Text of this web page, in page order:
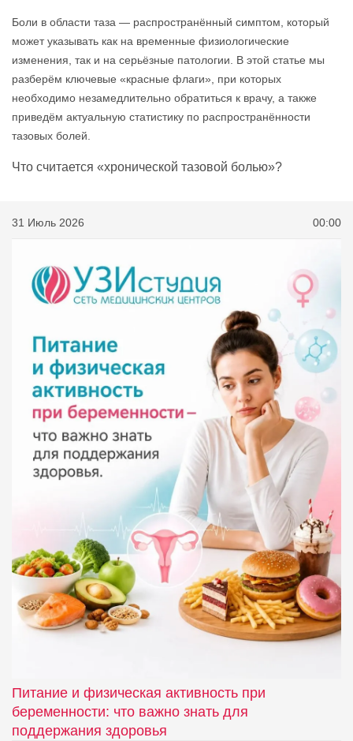
Боли в области таза — распространённый симптом, который
может указывать как на временные физиологические
изменения, так и на серьёзные патологии. В этой статье мы
разберём ключевые «красные флаги», при которых
необходимо незамедлительно обратиться к врачу, а также
приведём актуальную статистику по распространённости
тазовых болей.
Что считается «хронической тазовой болью»?
31 Июль 2026 00:00
Питание и физическая активность при
беременности: что важно знать для
поддержания здоровья